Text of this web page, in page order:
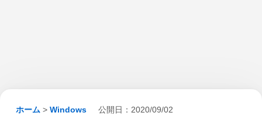
ホーム > Windows 公開日： 2020/09/02